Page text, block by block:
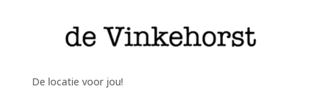
De locatie voor jou!